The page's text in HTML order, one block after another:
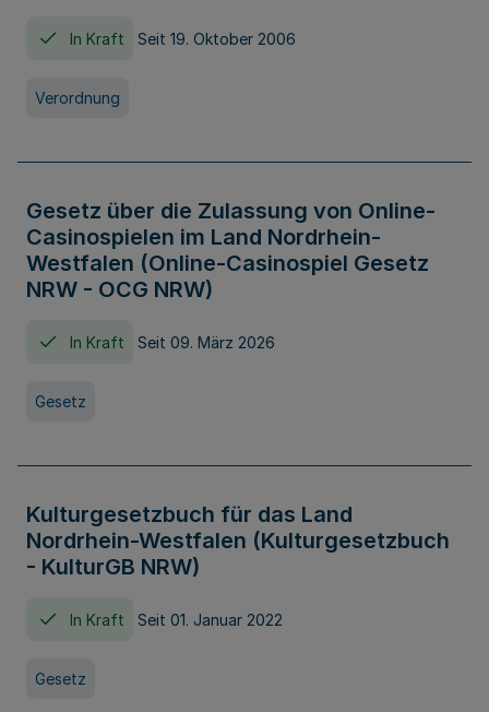
In Kraft Seit 19. Oktober 2006
Verordnung
Gesetz über die Zulassung von Online-
Casinospielen im Land Nordrhein-
Westfalen (Online-Casinospiel Gesetz
NRW - OCG NRW)
In Kraft Seit 09. März 2026
Gesetz
Kulturgesetzbuch für das Land
Nordrhein-Westfalen (Kulturgesetzbuch
- KulturGB NRW)
In Kraft Seit 01. Januar 2022
Gesetz